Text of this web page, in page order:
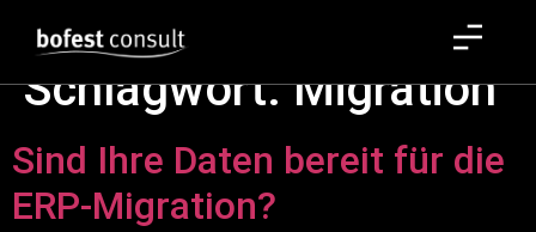
Schlagwort:Migration
Sind Ihre Daten bereit für die
ERP-Migration?